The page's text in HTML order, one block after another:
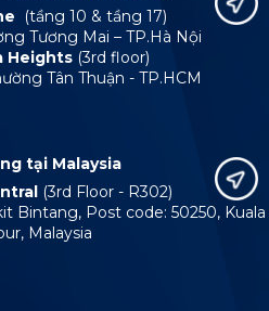
(tầng 10 & tầng 17)
Tương Mai – TP.Hà Nội
Heights (3rd floor)
Tân Thuận - TP.HCM
tại Malaysia
(3rd Floor - R302)
Bintang, Post code: 50250, Kuala
Malaysia